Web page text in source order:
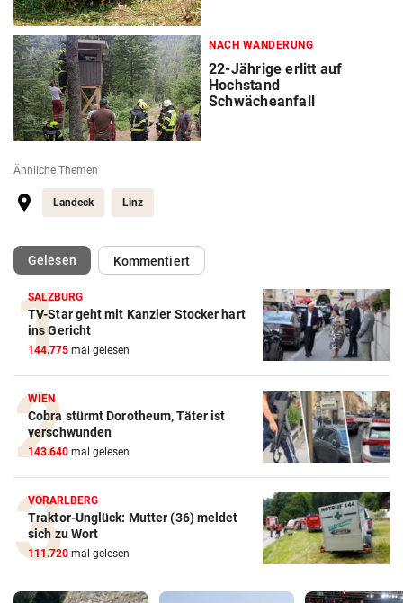
NACH WANDERUNG
22-Jährige erlitt auf
Hochstand
Schwächeanfall
Ähnliche Themen
Landeck Linz
Gelesen(ausgewählt)Kommentiert
SALZBURG
TV-Star geht mit Kanzler Stocker hart
ins Gericht
144.775 mal gelesen
WIEN
Cobra stürmt Dorotheum, Täter ist
verschwunden
143.640 mal gelesen
VORARLBERG
Traktor-Unglück: Mutter (36) meldet
sich zu Wort
111.720 mal gelesen